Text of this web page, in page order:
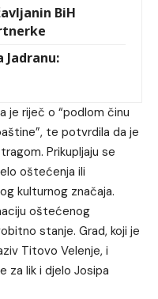
BiH
Jadranu:
je riječ o “podlom činu
te potvrdila da je
Prikupljaju se
oštećenja ili
kulturnog značaja.
oštećenog
stanje. Grad, koji je
Titovo Velenje, i
za lik i djelo Josipa